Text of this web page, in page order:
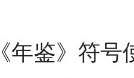
年鉴》符号